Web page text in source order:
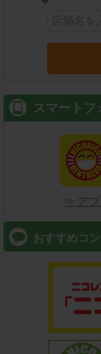
スマートフ
⇒ アプ
おすすめコ